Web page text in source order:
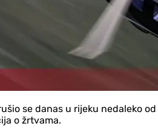
se danas u rijeku nedaleko
o žrtvama.